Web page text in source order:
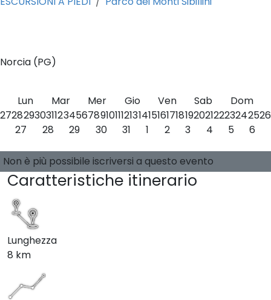
Norcia (PG)
Lun Mar Mer Gio Ven Sab
Dom
27282930311234567891011121314151617181920212223242526
27
28 29 30 31 1 2 3 4 5 6
Non è più possibile iscriversi a questo evento
Caratteristiche itinerario
Lunghezza
8 km